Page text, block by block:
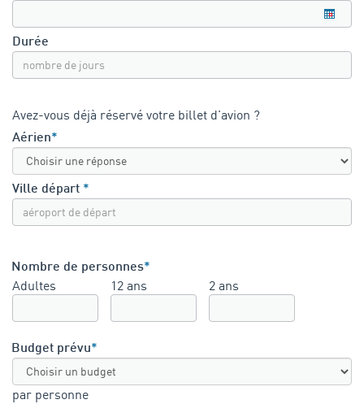
Durée
Avez-vous déjà réservé votre billet d'avion ?
Aérien*
Ville départ *
Nombre de personnes*
Adultes 12 ans 2 ans
Budget prévu*
par personne